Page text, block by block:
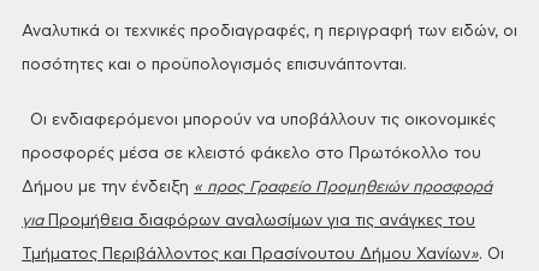
Αναλυτικά οι τεχνικές προδιαγραφές, η περιγραφή των ειδών, οι
ποσότητες και ο προϋπολογισμός επισυνάπτονται.
Οι ενδιαφερόμενοι μπορούν να υποβάλλουν τις οικονομικές
προσφορές μέσα σε κλειστό φάκελο στο Πρωτόκολλο του
Δήμου με την ένδειξη « προς Γραφείο Προμηθειών προσφορά
για Προμήθεια διαφόρων αναλωσίμων για τις ανάγκες του
Τμήματος Περιβάλλοντος και Πρασίνουτου Δήμου Χανίων». Οι